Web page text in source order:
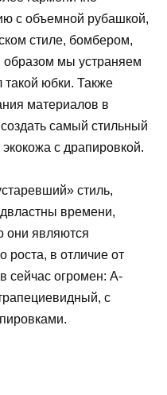
с объемной рубашкой,
стиле, бомбером,
мы устраняем
юбки. Также
материалов в
самый стильный
с драпировкой.
стиль,
времени,
они являются
роста, в отличие от
сейчас огромен: А-
с